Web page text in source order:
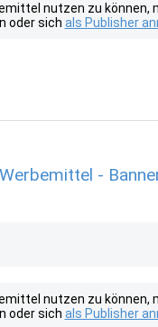
nutzen zu können,
oder sich als Publisher
-
nutzen zu können,
oder sich als Publisher